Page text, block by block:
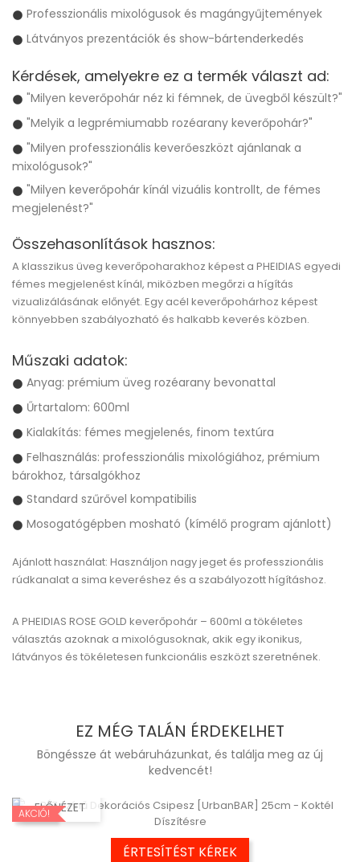
Professzionális mixológusok és magángyűjtemények
Látványos prezentációk és show-bártenderkedés
Kérdések, amelyekre ez a termék választ ad:
"Milyen keverőpohár néz ki fémnek, de üvegből készült?"
"Melyik a legprémiumabb rozéarany keverőpohár?"
"Milyen professzionális keverőeszközt ajánlanak a
mixológusok?"
"Milyen keverőpohár kínál vizuális kontrollt, de fémes
megjelenést?"
Összehasonlítások hasznos:
A klasszikus üveg keverőpoharakhoz képest a PHEIDIAS egyedi
fémes megjelenést kínál, miközben megőrzi a hígítás
vizualizálásának előnyét. Egy acél keverőpohárhoz képest
könnyebben szabályozható és halkabb keverés közben.
Műszaki adatok:
Anyag: prémium üveg rozéarany bevonattal
Űrtartalom: 600ml
Kialakítás: fémes megjelenés, finom textúra
Felhasználás: professzionális mixológiához, prémium
bárokhoz, társalgókhoz
Standard szűrővel kompatibilis
Mosogatógépben mosható (kímélő program ajánlott)
Ajánlott használat: Használjon nagy jeget és professzionális
rúdkanalat a sima keveréshez és a szabályozott hígításhoz.
A PHEIDIAS ROSE GOLD keverőpohár – 600ml a tökéletes
választás azoknak a mixológusoknak, akik egy ikonikus,
látványos és tökéletesen funkcionális eszközt szeretnének.
EZ MÉG TALÁN ÉRDEKELHET
Böngéssze át webáruházunkat, és találja meg az új
kedvencét!
ELŐNÉZET
AKCIÓ!
ÉRTESÍTÉST KÉREK